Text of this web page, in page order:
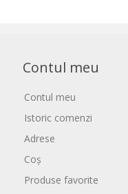
Contul meu
Contul meu
Istoric comenzi
Adrese
Coș
Produse favorite